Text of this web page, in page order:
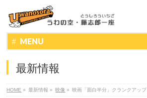
MENU
最新情報
HOME » 最新情報 » 映像 » 映画「面白半分」クランクアップ